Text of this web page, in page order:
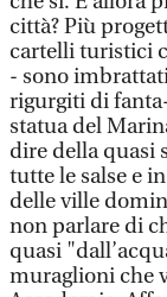
città? Più
cartelli turistici
- sono
rigurgiti di
statua del
dire della quasi
tutte le salse e
delle ville
non parlare di
quasi
muraglioni che